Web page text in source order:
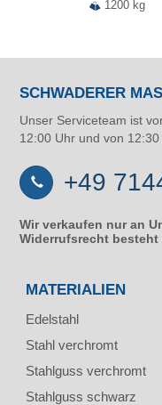
1200 kg
SCHWADERER
Unser Serviceteam ist
12:00 Uhr und von
+49
Wir verkaufen nur an
Widerrufsrecht besteht
MATERIALIEN
Edelstahl
Stahl verchromt
Stahlguss verchromt
Stahlguss schwarz